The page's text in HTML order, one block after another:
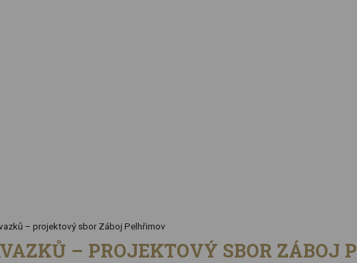
– projektový sbor Záboj Pelhřimov
– PROJEKTOVÝ SBOR ZÁBOJ